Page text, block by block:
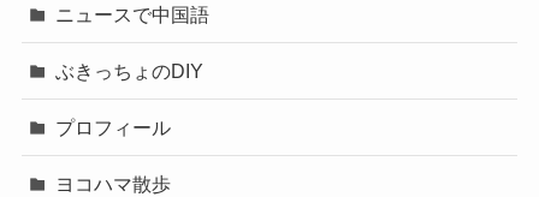
ニュースで中国語
ぶきっちょのDIY
プロフィール
ヨコハマ散歩